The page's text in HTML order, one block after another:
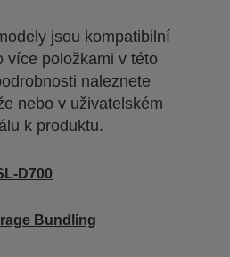
jsou kompatibilní
více položkami v této
naleznete
nebo v uživatelském
k produktu.
D700
Bundling